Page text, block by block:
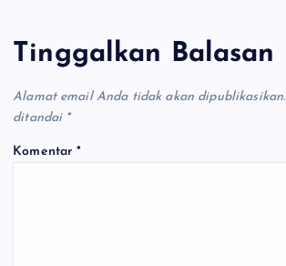
Tinggalkan Balasan
Alamat email Anda tidak akan dipublikasikan.
ditandai *
Komentar*